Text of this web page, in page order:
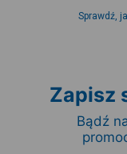
Sprawdź,
Zapisz
Bądź